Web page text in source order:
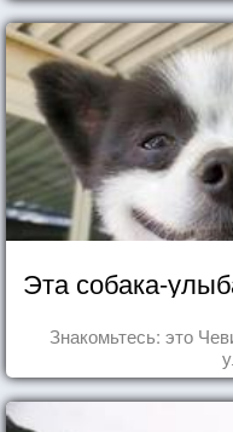
Эта собака-
Знакомьтесь: это